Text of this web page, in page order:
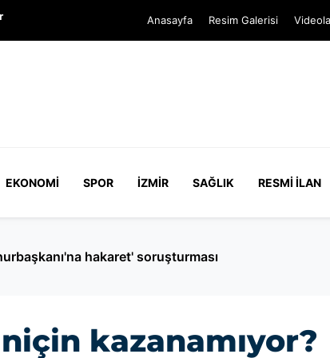
Anasayfa Resim Galerisi
EKONOMI SPOR İZMIR SAĞLIK RESMI İLAN
hakaret' soruşturması
kazanamıyor?